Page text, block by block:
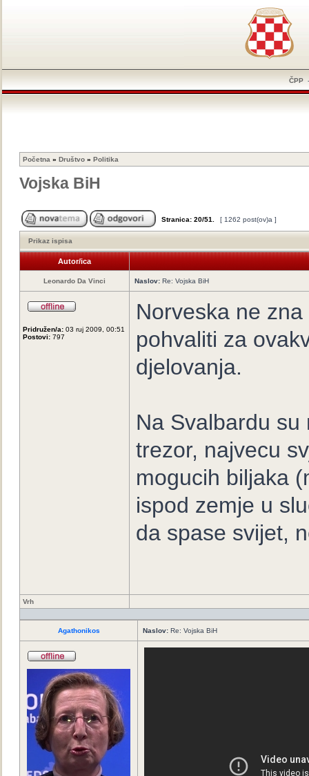
ČPP
Početna » Društvo » Politika
Vojska BiH
Stranica: 20/51 [ 1262 post(ov)a ]
Prikaz ispisa
Autor/ica
Leonardo Da Vinci Naslov: Re: Vojska BiH
Pridružen/a: 03 ruj 2009, 00:51
Postovi: 797
Norveska ne
pohvaliti za
djelovanja.
Na Svalbardu
trezor, najvecu
mogucih biljaka
ispod zemje u
da spase svijet,
Vrh
Agathonikos Naslov: Re: Vojska BiH